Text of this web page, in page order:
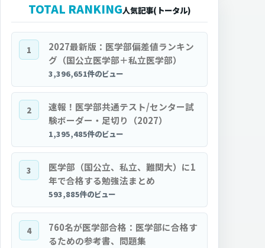
TOTAL RANKING人気記事(トータル)
1
2027最新版：医学部偏差値ランキン
グ（国公立医学部＋私立医学部）
3,396,651件のビュー
2
速報！医学部共通テスト/センター試
験ボーダー・足切り（2027）
1,395,485件のビュー
3
医学部（国公立、私立、難関大）に1
年で合格する勉強法まとめ
593,885件のビュー
4
760名が医学部合格：医学部に合格す
るための参考書、問題集